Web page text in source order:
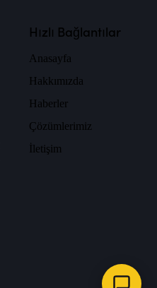
Hızlı Bağlantılar
Anasayfa
Hakkımızda
Haberler
Çözümlerimiz
İletişim